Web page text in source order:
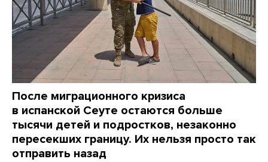
После миграционного кризиса
в испанской Сеуте остаются больше
тысячи детей и подростков, незаконно
пересекших границу. Их нельзя просто так
отправить назад